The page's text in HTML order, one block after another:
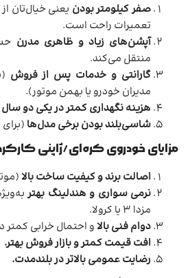
صفر کیلومتر بودن یعنی خیال‌تان
تعمیرات راحت است.
آپشن‌های زیاد و ظاهری مدرن
منتقل می‌کند.
گارانتی و خدمات پس از فروش
مدیران خودرو یا بهمن موتور).
هزینه نگهداری کمتر در یکی دو
شاسی‌بلند بودن برخی مدل‌ها
مزایای خودروی کره‌ای/ژاپنی
اصالت برند و کیفیت ساخت بالا
نرمی سواری و هندلینگ بهتر
مزدا ۳ یا کرولا.
دوام فنی بالاو احتمال خرابی کمتر
افت قیمت کمتر و بازار فروش بهتر.
رضایت عمومی بالاتر در بلندمدت.